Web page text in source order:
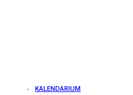
KALENDARIUM